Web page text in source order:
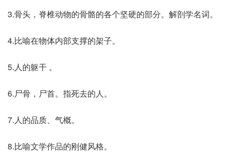
3.骨头，脊椎动物的骨骼的各个坚硬的部分。解剖学名词。
4.比喻在物体内部支撑的架子。
5.人的躯干 。
6.尸骨，尸首。指死去的人。
7.人的品质、气概。
8.比喻文学作品的刚健风格。